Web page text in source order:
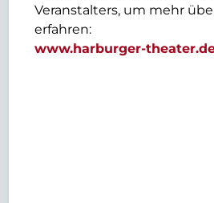
Veranstalters, um mehr
erfahren:
www.harburger-